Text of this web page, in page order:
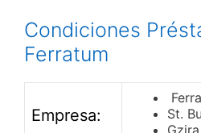
Condiciones
Ferratum
Empresa:
St.